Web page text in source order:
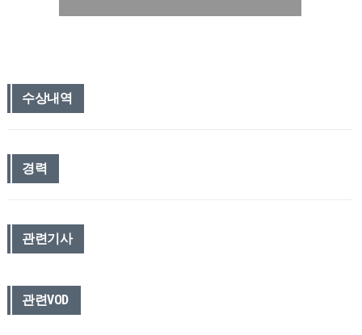
수상내역
경력
관련기사
관련VOD